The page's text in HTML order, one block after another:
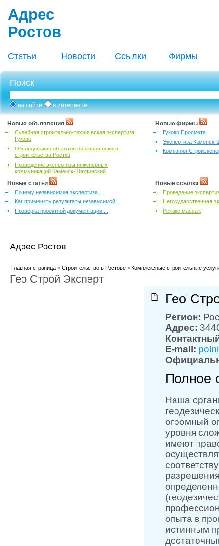
Адрес
Ростов
Статьи Новости Ссылки Фирмы
Поиск
на сайте в интернете
Новые объявления
Судебная строительно-техническая экспертиза
Гуково
Обследование объектов незавершенного
строительства Ростов
Проведение экспертизы инженерных
коммуникаций Каменск-Шахтинский
Новые фирмы
Гуково Просмета
Экспертиза Каменск-
Компания
Новые статьи
Почему независимая экспертиза...
Как применять результаты независимой...
Проверка проектной документации:...
Новые ссылки
Проведение
Негосударственная
Релакс массаж
Адрес Ростов
Главная страница> Строительство в Ростове> Комплексные строительные
Гео Строй Эксперт
Гео
Регион:
Адрес:
E-mail:
Полное
Наша
огромный
уровня
имеют
опыта в
истинным